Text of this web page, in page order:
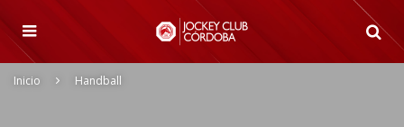
Inicio Handball